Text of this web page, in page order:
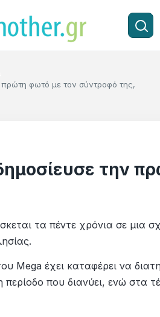
φωτό με τον σύντροφό της,
την
τα πέντε χρόνια σε μια
Mega έχει καταφέρει να
περίοδο που διανύει, ενώ στα